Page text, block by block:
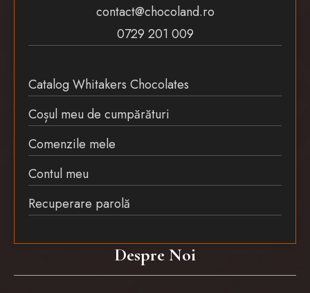
Despre Noi
contact@chocoland.ro
0729 201 009
Catalog Whitakers Chocolates
Coșul meu de cumpărături
Comenzile mele
Contul meu
Recuperare parolă